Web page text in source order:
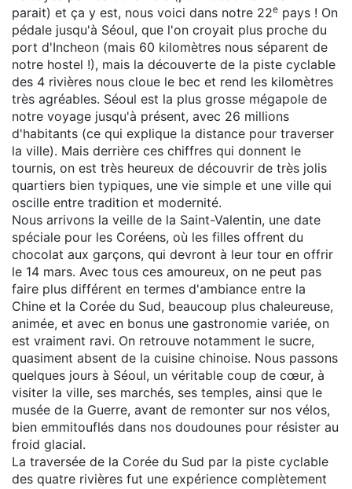
parait) et ça y est, nous voici dans notre 22e pays ! On
pédale jusqu'à Séoul, que l'on croyait plus proche du
port d'Incheon (mais 60 kilomètres nous séparent de
notre hostel !), mais la découverte de la piste cyclable
des 4 rivières nous cloue le bec et rend les kilomètres
très agréables. Séoul est la plus grosse mégapole de
notre voyage jusqu'à présent, avec 26 millions
d'habitants (ce qui explique la distance pour traverser
la ville). Mais derrière ces chiffres qui donnent le
tournis, on est très heureux de découvrir de très jolis
quartiers bien typiques, une vie simple et une ville qui
oscille entre tradition et modernité.
Nous arrivons la veille de la Saint-Valentin, une date
spéciale pour les Coréens, où les filles offrent du
chocolat aux garçons, qui devront à leur tour en offrir
le 14 mars. Avec tous ces amoureux, on ne peut pas
faire plus différent en termes d'ambiance entre la
Chine et la Corée du Sud, beaucoup plus chaleureuse,
animée, et avec en bonus une gastronomie variée, on
est vraiment ravi. On retrouve notamment le sucre,
quasiment absent de la cuisine chinoise. Nous passons
quelques jours à Séoul, un véritable coup de cœur, à
visiter la ville, ses marchés, ses temples, ainsi que le
musée de la Guerre, avant de remonter sur nos vélos,
bien emmitouflés dans nos doudounes pour résister au
froid glacial.
La traversée de la Corée du Sud par la piste cyclable
des quatre rivières fut une expérience complètement